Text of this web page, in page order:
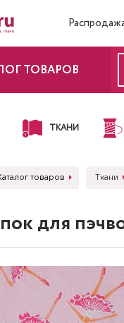
ТОВАРОВ
ТКАНИ
товаров Ткани
для